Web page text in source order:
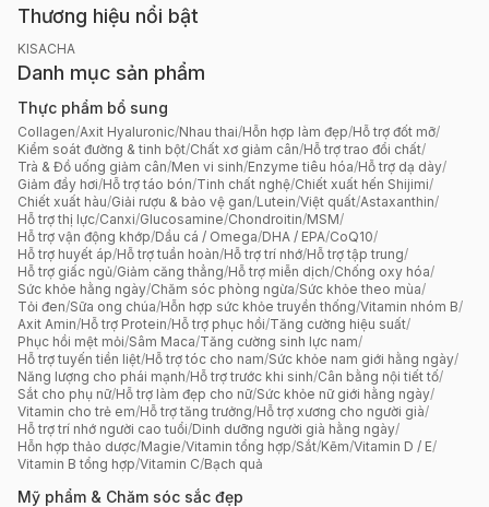
Thương hiệu nổi bật
KISACHA
Danh mục sản phẩm
Thực phẩm bổ sung
Collagen/Axit Hyaluronic/Nhau thai/Hỗn hợp làm đẹp/Hỗ trợ đốt mỡ/
Kiểm soát đường & tinh bột/Chất xơ giảm cân/Hỗ trợ trao đổi chất/
Trà & Đồ uống giảm cân/Men vi sinh/Enzyme tiêu hóa/Hỗ trợ dạ dày/
Giảm đầy hơi/Hỗ trợ táo bón/Tinh chất nghệ/Chiết xuất hến Shijimi/
Chiết xuất hàu/Giải rượu & bảo vệ gan/Lutein/Việt quất/Astaxanthin/
Hỗ trợ thị lực/Canxi/Glucosamine/Chondroitin/MSM/
Hỗ trợ vận động khớp/Dầu cá / Omega/DHA / EPA/CoQ10/
Hỗ trợ huyết áp/Hỗ trợ tuần hoàn/Hỗ trợ trí nhớ/Hỗ trợ tập trung/
Hỗ trợ giấc ngủ/Giảm căng thẳng/Hỗ trợ miễn dịch/Chống oxy hóa/
Sức khỏe hằng ngày/Chăm sóc phòng ngừa/Sức khỏe theo mùa/
Tỏi đen/Sữa ong chúa/Hỗn hợp sức khỏe truyền thống/Vitamin nhóm B/
Axit Amin/Hỗ trợ Protein/Hỗ trợ phục hồi/Tăng cường hiệu suất/
Phục hồi mệt mỏi/Sâm Maca/Tăng cường sinh lực nam/
Hỗ trợ tuyến tiền liệt/Hỗ trợ tóc cho nam/Sức khỏe nam giới hằng ngày/
Năng lượng cho phái mạnh/Hỗ trợ trước khi sinh/Cân bằng nội tiết tố/
Sắt cho phụ nữ/Hỗ trợ làm đẹp cho nữ/Sức khỏe nữ giới hằng ngày/
Vitamin cho trẻ em/Hỗ trợ tăng trưởng/Hỗ trợ xương cho người già/
Hỗ trợ trí nhớ người cao tuổi/Dinh dưỡng người già hằng ngày/
Hỗn hợp thảo dược/Magie/Vitamin tổng hợp/Sắt/Kẽm/Vitamin D / E/
Vitamin B tổng hợp/Vitamin C/Bạch quả
Mỹ phẩm & Chăm sóc sắc đẹp